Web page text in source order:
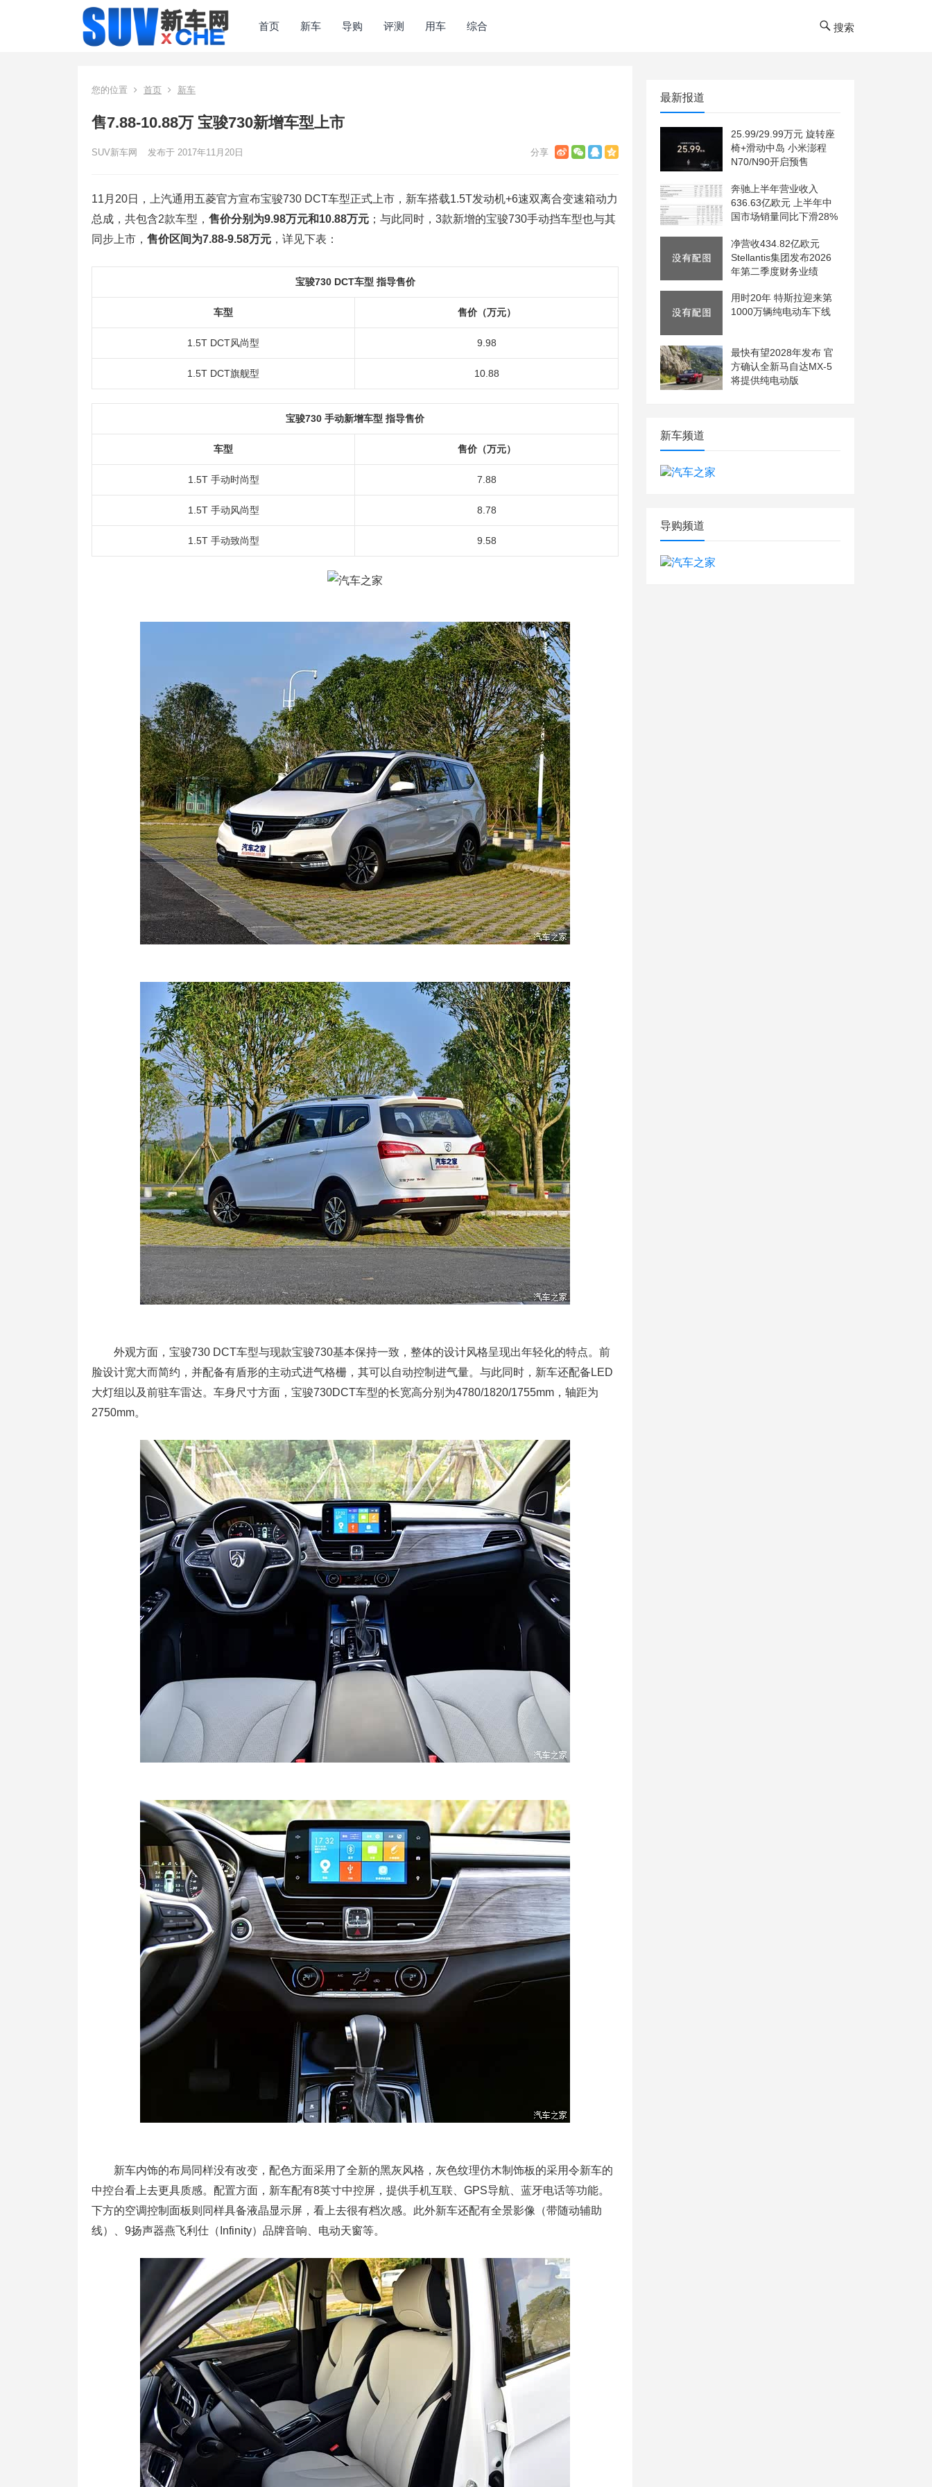
首页 新车 导购 评测 用车 综合 搜索
您的位置 首页 新车
售7.88-10.88万 宝骏730新增车型上市
SUV新车网 发布于 2017年11月20日
11月20日，上汽通用五菱官方宣布宝骏730 DCT车型正式上市，新车搭载1.5T发动机+6速双离合变速箱动力
总成，共包含2款车型， 售价分别为9.98万元和10.88万元 ；与此同时，3款新增的宝骏730手动挡车型也与其
同步上市， 售价区间为7.88-9.58万元 ，详见下表：
宝骏730 DCT车型 指导售价
车型 售价（万元）
1.5T DCT风尚型 9.98
1.5T DCT旗舰型 10.88
宝骏730 手动新增车型 指导售价
车型 售价（万元）
1.5T 手动时尚型 7.88
1.5T 手动风尚型 8.78
1.5T 手动致尚型 9.58
外观方面，宝骏730 DCT车型与现款宝骏730基本保持一致，整体的设计风格呈现出年轻化的特点。前
脸设计宽大而简约，并配备有盾形的主动式进气格栅，其可以自动控制进气量。与此同时，新车还配备LED
大灯组以及前驻车雷达。车身尺寸方面，宝骏730DCT车型的长宽高分别为4780/1820/1755mm，轴距为
2750mm。
新车内饰的布局同样没有改变，配色方面采用了全新的黑灰风格，灰色纹理仿木制饰板的采用令新车的
中控台看上去更具质感。配置方面，新车配有8英寸中控屏，提供手机互联、GPS导航、蓝牙电话等功能。
下方的空调控制面板则同样具备液晶显示屏，看上去很有档次感。此外新车还配有全景影像（带随动辅助
线）、9扬声器燕飞利仕（Infinity）品牌音响、电动天窗等。
最新报道
25.99/29.99万元 旋转座
椅+滑动中岛 小米澎程
N70/N90开启预售
奔驰上半年营业收入
636.63亿欧元 上半年中
国市场销量同比下滑28%
净营收434.82亿欧元
Stellantis集团发布2026
年第二季度财务业绩
用时20年 特斯拉迎来第
1000万辆纯电动车下线
最快有望2028年发布 官
方确认全新马自达MX-5
将提供纯电动版
新车频道
导购频道